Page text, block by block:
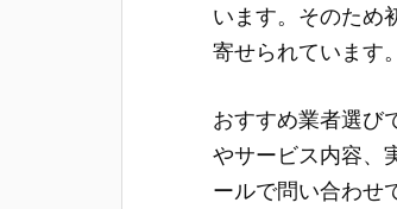
います。そのため
寄せられています。
おすすめ業者選び
やサービス内容、
ールで問い合わせ